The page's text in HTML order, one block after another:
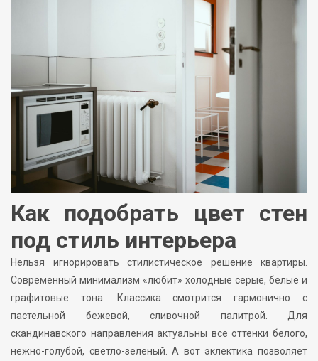
Как подобрать цвет стен
под стиль интерьера
Нельзя игнорировать стилистическое решение квартиры.
Современный минимализм «любит» холодные серые, белые и
графитовые тона. Классика смотрится гармонично с
пастельной бежевой, сливочной палитрой. Для
скандинавского направления актуальны все оттенки белого,
нежно-голубой, светло-зеленый. А вот эклектика позволяет